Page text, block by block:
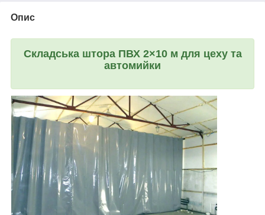
Опис
Складська штора ПВХ 2×10 м для цеху та
автомийки